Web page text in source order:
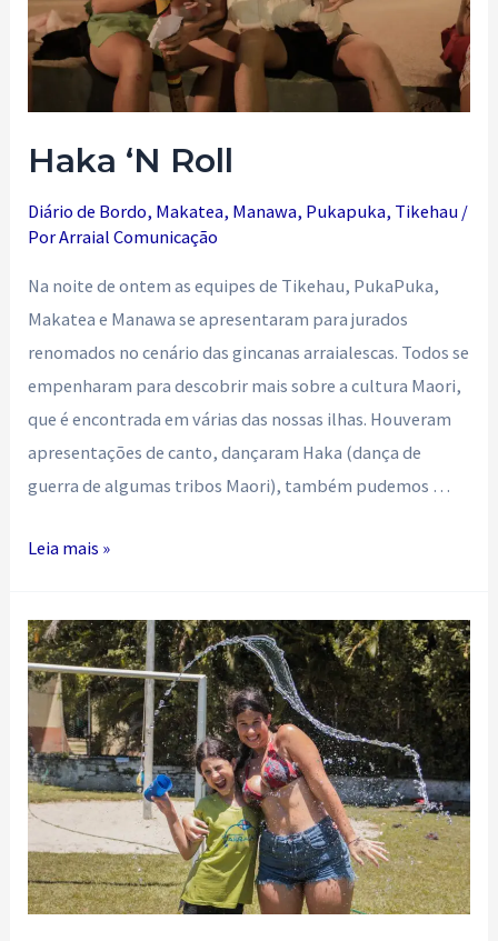
Haka ‘N Roll
Diário de Bordo, Makatea, Manawa, Pukapuka, Tikehau /
PorArraial Comunicação
Na noite de ontem as equipes de Tikehau, PukaPuka,
Makatea e Manawa se apresentaram para jurados
renomados no cenário das gincanas arraialescas. Todos se
empenharam para descobrir mais sobre a cultura Maori,
que é encontrada em várias das nossas ilhas. Houveram
apresentações de canto, dançaram Haka (dança de
guerra de algumas tribos Maori), também pudemos …
Haka
Leia mais »